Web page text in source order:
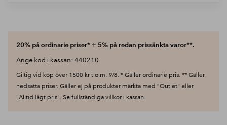
20% på ordinarie priser* + 5% på redan prissänkta varor**.
Ange kod i kassan: 440210
Giltig vid köp över 1500 kr t.o.m. 9/8. * Gäller ordinarie pris. ** Gäller
nedsatta priser. Gäller ej på produkter märkta med "Outlet" eller
"Alltid lågt pris". Se fullständiga villkor i kassan.